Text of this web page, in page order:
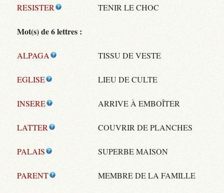
RESISTER TENIR LE CHOC
Mot(s) de 6 lettres :
ALPAGA TISSU DE VESTE
EGLISE LIEU DE CULTE
INSERE ARRIVE À EMBOÎTER
LATTER COUVRIR DE PLANCHES
PALAIS SUPERBE MAISON
PARENT MEMBRE DE LA FAMILLE